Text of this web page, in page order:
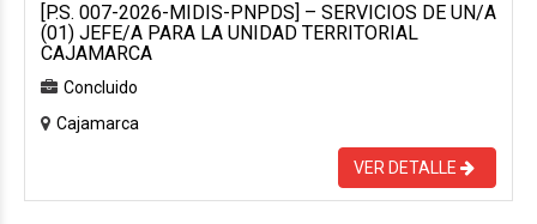
[P.S. 007-2026-MIDIS-PNPDS] – SERVICIOS DE UN/A
(01) JEFE/A PARA LA UNIDAD TERRITORIAL
CAJAMARCA
Concluido
Cajamarca
VER DETALLE